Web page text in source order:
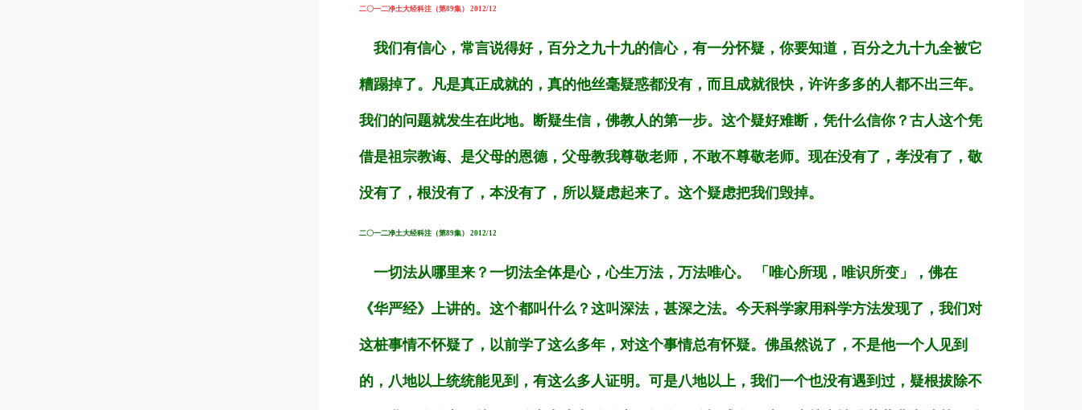
二〇一二净土大经科注（第89集） 2012/12
我们有信心，常言说得好，百分之九十九的信心，有一分怀疑，你要知道，百分之九十九全被它
糟蹋掉了。凡是真正成就的，真的他丝毫疑惑都没有，而且成就很快，许许多多的人都不出三年。
我们的问题就发生在此地。断疑生信，佛教人的第一步。这个疑好难断，凭什么信你？古人这个凭
借是祖宗教诲、是父母的恩德，父母教我尊敬老师，不敢不尊敬老师。现在没有了，孝没有了，敬
没有了，根没有了，本没有了，所以疑虑起来了。这个疑虑把我们毁掉。
二〇一二净土大经科注（第89集） 2012/12
一切法从哪里来？一切法全体是心，心生万法，万法唯心。 「唯心所现，唯识所变」，佛在
《华严经》上讲的。这个都叫什么？这叫深法，甚深之法。今天科学家用科学方法发现了，我们对
这桩事情不怀疑了，以前学了这么多年，对这个事情总有怀疑。佛虽然说了，不是他一个人见到
的，八地以上统统能见到，有这么多人证明。可是八地以上，我们一个也没有遇到过，疑根拔除不